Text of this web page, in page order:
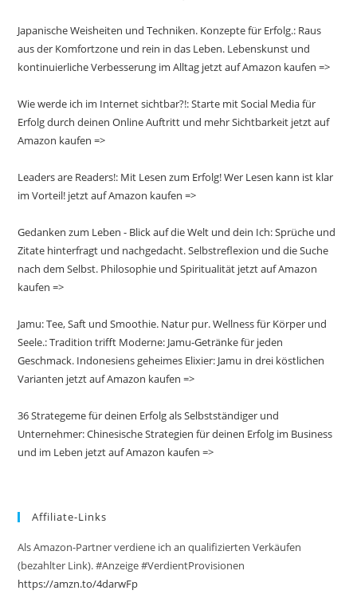
Japanische Weisheiten und Techniken. Konzepte für Erfolg.: Raus
aus der Komfortzone und rein in das Leben. Lebenskunst und
kontinuierliche Verbesserung im Alltag jetzt auf Amazon kaufen =>
Wie werde ich im Internet sichtbar?!: Starte mit Social Media für
Erfolg durch deinen Online Auftritt und mehr Sichtbarkeit jetzt auf
Amazon kaufen =>
Leaders are Readers!: Mit Lesen zum Erfolg! Wer Lesen kann ist klar
im Vorteil! jetzt auf Amazon kaufen =>
Gedanken zum Leben - Blick auf die Welt und dein Ich: Sprüche und
Zitate hinterfragt und nachgedacht. Selbstreflexion und die Suche
nach dem Selbst. Philosophie und Spiritualität jetzt auf Amazon
kaufen =>
Jamu: Tee, Saft und Smoothie. Natur pur. Wellness für Körper und
Seele.: Tradition trifft Moderne: Jamu-Getränke für jeden
Geschmack. Indonesiens geheimes Elixier: Jamu in drei köstlichen
Varianten jetzt auf Amazon kaufen =>
36 Strategeme für deinen Erfolg als Selbstständiger und
Unternehmer: Chinesische Strategien für deinen Erfolg im Business
und im Leben jetzt auf Amazon kaufen =>
Affiliate-Links
Als Amazon-Partner verdiene ich an qualifizierten Verkäufen
(bezahlter Link). #Anzeige #VerdientProvisionen
https://amzn.to/4darwFp